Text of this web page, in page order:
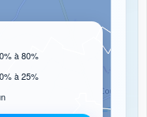
à 80%
à 25%